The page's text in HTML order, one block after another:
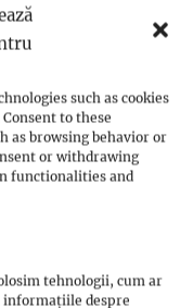
such as cookies
to these
as browsing behavior or
or withdrawing
functionalities and
tehnologii, cum ar
informațiile despre
arhidiaconul
a fost ars pe rug
Bothwell
la
în
se mute dintr-